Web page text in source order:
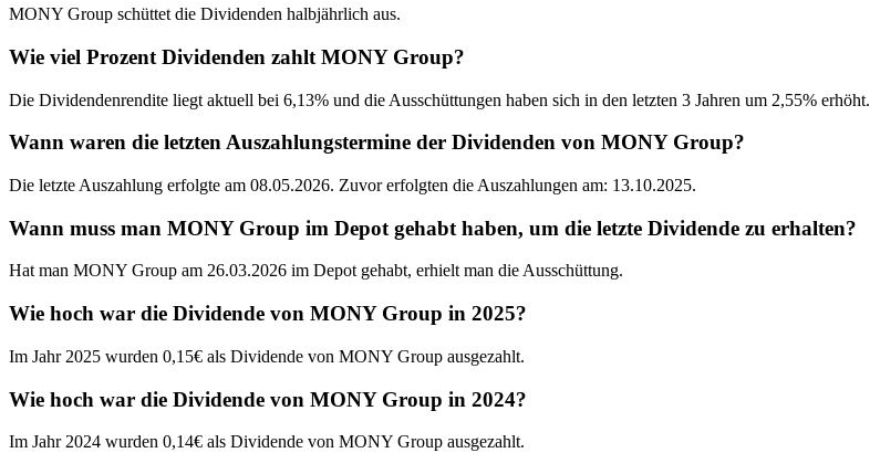
MONY Group schüttet die Dividenden halbjährlich aus.
Wie viel Prozent Dividenden zahlt MONY Group?
Die Dividendenrendite liegt aktuell bei 6,13% und die Ausschüttungen haben sich in den letzten 3 Jahren um 2,55% erhöht.
Wann waren die letzten Auszahlungstermine der Dividenden von MONY Group?
Die letzte Auszahlung erfolgte am 08.05.2026. Zuvor erfolgten die Auszahlungen am: 13.10.2025.
Wann muss man MONY Group im Depot gehabt haben, um die letzte Dividende zu erhalten?
Hat man MONY Group am 26.03.2026 im Depot gehabt, erhielt man die Ausschüttung.
Wie hoch war die Dividende von MONY Group in 2025?
Im Jahr 2025 wurden 0,15€ als Dividende von MONY Group ausgezahlt.
Wie hoch war die Dividende von MONY Group in 2024?
Im Jahr 2024 wurden 0,14€ als Dividende von MONY Group ausgezahlt.